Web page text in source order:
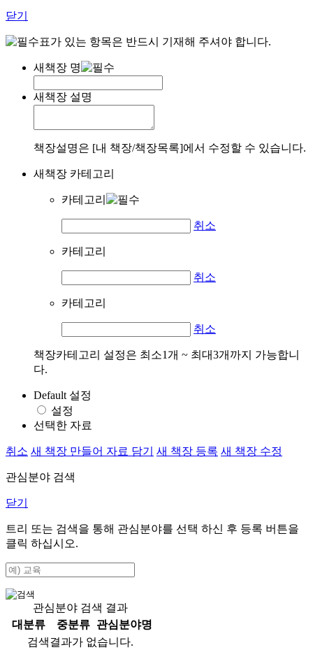
닫기
표가 있는 항목은 반드시 기재해 주셔야 합니다.
새책장 명
새책장 설명
책장설명은 [내 책장/책장목록]에서 수정할 수 있습니다.
새책장 카테고리
카테고리
취소
카테고리
취소
카테고리
취소
책장카테고리 설정은 최소1개 ~ 최대3개까지 가능합니
다.
Default 설정
설정
선택한 자료
취소 새 책장 만들어 자료 담기 새 책장 등록 새 책장 수정
관심분야 검색
닫기
트리 또는 검색을 통해 관심분야를 선택 하신 후 등록 버튼을
클릭 하십시오.
관심분야 검색 결과
대분류
중분류
관심분야명
검색결과가 없습니다.